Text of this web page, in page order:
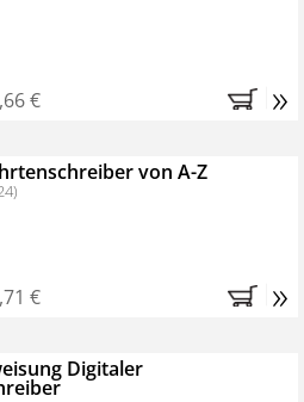
Profipaket im
Monate (inkl. der derzeitig
weiter tun, das
es entstehen keine
€ »
von A-Z
€ »
Digitaler